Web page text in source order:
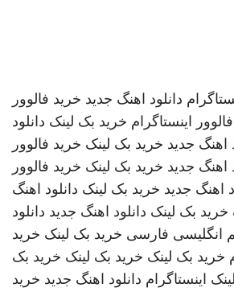
دانلود اهنگ جدید خرید فالوور
اینستاگرام خرید بک لینک دانلود
اهنگ جدید خرید بک لینک خرید فالوور
اهنگ جدید خرید بک لینک خرید فالوور
اهنگ جدید خرید بک لینک دانلود اهنگ
خرید بک لینک دانلود اهنگ جدید دانلود
انگلیسی فارسی خرید بک لینک خرید
خرید بک لینک خرید بک لینک خرید بک
اینستاگرام دانلود اهنگ جدید خرید